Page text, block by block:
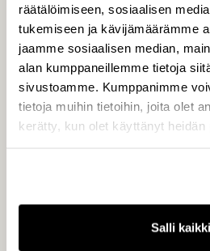
räätälöimiseen, sosiaalisen
tukemiseen ja kävijämäärämme
jaamme sosiaalisen median,
alan kumppaneillemme tietoja
sivustoamme. Kumppanimme
tietoja muihin tietoihin, joita olet
kerätty, kun olet käyttänyt heidän
Salli kaikki
Walki-konserni on johtava
ja
erikoistunut kuitupohjaisiin
monikerroksisiin
käyttötarkoitus vaihtelee
rakentamisesta
noin 900 työntekijää
Alankomaissa, Puolassa,
Britanniassa ja Kiinassa.